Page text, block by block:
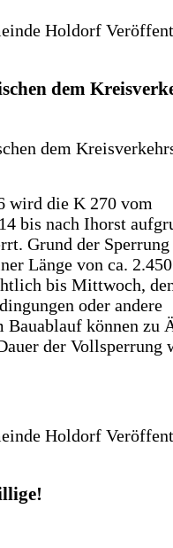
Holdorf
dem
wird die K 270 vom
bis nach Ihorst
Grund der
Länge von ca.
bis Mittwoch,
oder andere
Bauablauf können zu
der Vollsperrung
Holdorf